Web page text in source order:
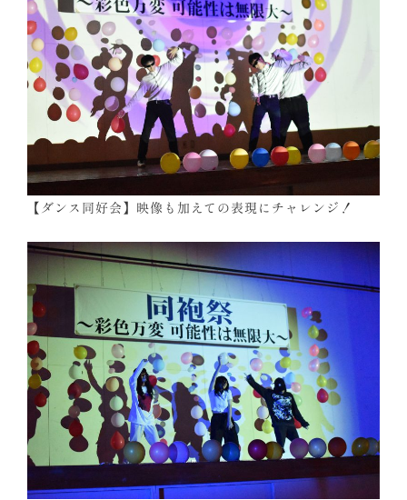
【ダンス同好会】映像も加えての表現にチャレンジ！